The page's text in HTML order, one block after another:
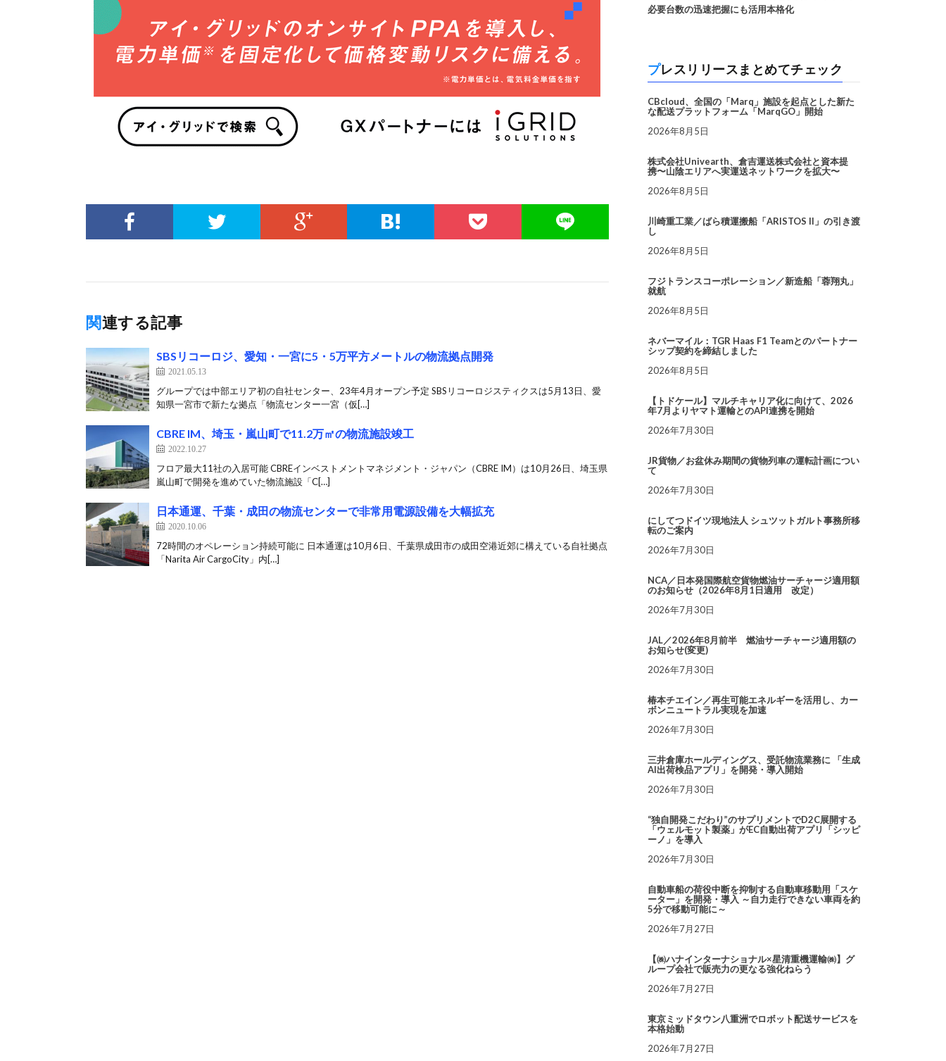
関連する記事
SBSリコーロジ、愛知・一宮に5・5万平方メートルの物流拠点開発
2021.05.13
グループでは中部エリア初の自社センター、23年4月オープン予定 SBSリコーロジスティクスは5月13日、愛
知県一宮市で新たな拠点「物流センター一宮（仮[…]
CBRE IM、埼玉・嵐山町で11.2万㎡の物流施設竣工
2022.10.27
フロア最大11社の入居可能 CBREインベストメントマネジメント・ジャパン（CBRE IM）は10⽉26⽇、埼⽟県
嵐⼭町で開発を進めていた物流施設「C[…]
日本通運、千葉・成田の物流センターで非常用電源設備を大幅拡充
2020.10.06
72時間のオペレーション持続可能に 日本通運は10月6日、千葉県成田市の成田空港近郊に構えている自社拠点
「Narita Air CargoCity」内[…]
必要台数の迅速把握にも活用本格化
プレスリリースまとめてチェック
CBcloud、全国の「Marq」施設を起点とした新た
な配送プラットフォーム「MarqGO」開始
2026年8月5日
株式会社Univearth、倉吉運送株式会社と資本提
携〜山陰エリアへ実運送ネットワークを拡大〜
2026年8月5日
川崎重工業／ばら積運搬船「ARISTOS II」の引き渡
し
2026年8月5日
フジトランスコーポレーション／新造船「蓉翔丸」
就航
2026年8月5日
ネバーマイル：TGR Haas F1 Teamとのパートナー
シップ契約を締結しました
2026年8月5日
【トドケール】マルチキャリア化に向けて、2026
年7月よりヤマト運輸とのAPI連携を開始
2026年7月30日
JR貨物／お盆休み期間の貨物列車の運転計画につい
て
2026年7月30日
にしてつドイツ現地法人 シュツットガルト事務所移
転のご案内
2026年7月30日
NCA／日本発国際航空貨物燃油サーチャージ適用額
のお知らせ（2026年8月1日適用 改定）
2026年7月30日
JAL／2026年8月前半 燃油サーチャージ適用額の
お知らせ(変更)
2026年7月30日
椿本チエイン／再生可能エネルギーを活用し、カー
ボンニュートラル実現を加速
2026年7月30日
三井倉庫ホールディングス、受託物流業務に 「生成
AI出荷検品アプリ」を開発・導入開始
2026年7月30日
“独自開発こだわり”のサプリメントでD2C展開する
「ウェルモット製薬」がEC自動出荷アプリ「シッピ
ーノ」を導入
2026年7月30日
自動車船の荷役中断を抑制する自動車移動用「スケ
ーター」を開発・導入 ～自力走行できない車両を約
5分で移動可能に～
2026年7月27日
【㈱ハナインターナショナル×星清重機運輸㈱】グ
ループ会社で販売力の更なる強化ねらう
2026年7月27日
東京ミッドタウン八重洲でロボット配送サービスを
本格始動
2026年7月27日